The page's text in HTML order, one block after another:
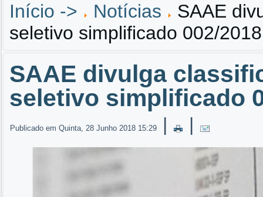
Início -> Notícias
SAAE
seletivo simplificado 002/2018
SAAE divulga
seletivo simplificado
Publicado em Quinta, 28 Junho 2018 15:29 | |